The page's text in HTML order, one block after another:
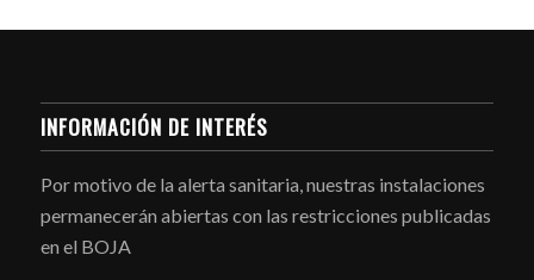
INFORMACIÓN DE INTERÉS
Por motivo de la alerta sanitaria, nuestras instalaciones
permanecerán abiertas con las restricciones publicadas
en el BOJA